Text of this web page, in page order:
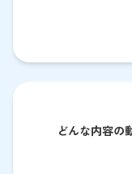
どんな内容の